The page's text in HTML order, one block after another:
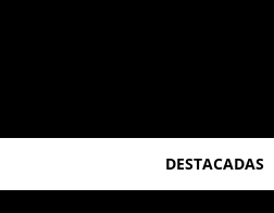
DESTACADAS